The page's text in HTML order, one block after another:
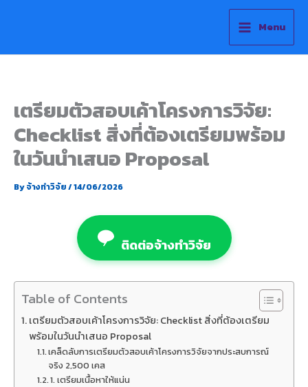
Menu
เตรียมตัวสอบเค้าโครงการวิจัย:
Checklist สิ่งที่ต้องเตรียมพร้อม
ในวันนำเสนอ Proposal
Byจ้างทำวิจัย/14/06/2026
ติดต่อจ้างทำวิจัย
Table of Contents
เตรียมตัวสอบเค้าโครงการวิจัย: Checklist สิ่งที่ต้องเตรียม
พร้อมในวันนำเสนอ Proposal
เคล็ดลับการเตรียมตัวสอบเค้าโครงการวิจัยจากประสบการณ์
จริง 2,500 เคส
1. เตรียมเนื้อหาให้แน่น